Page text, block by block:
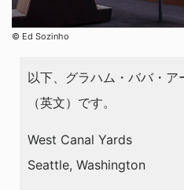
©︎ Ed Sozinho
以下、グラハム・ババ・ア
（英文）です。
West Canal Yards
Seattle, Washington